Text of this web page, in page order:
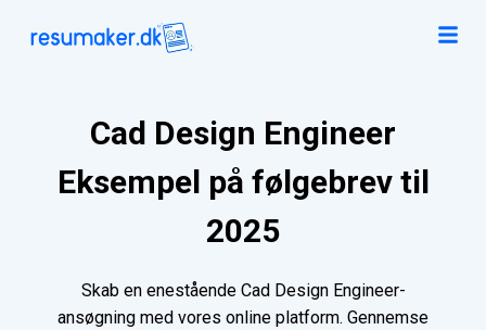
Cad Design Engineer
Eksempel på følgebrev til
2025
Skab en enestående Cad Design Engineer-
ansøgning med vores online platform. Gennemse